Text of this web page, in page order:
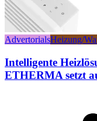
AdvertorialsHeizung/
Intelligente
ETHERMA setzt